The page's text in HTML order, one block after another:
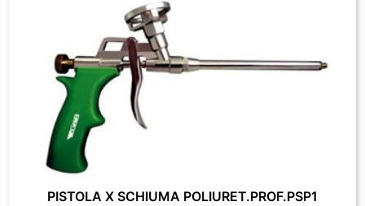
PISTOLA X SCHIUMA POLIURET.PROF.PSP1